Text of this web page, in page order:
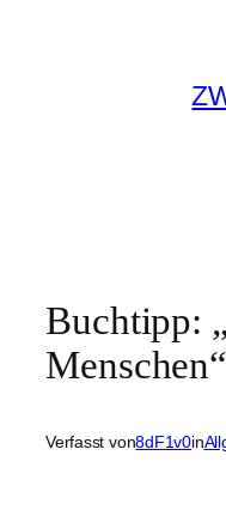
Buchtipp:
Menschen“
Verfasst von8dF1v0in